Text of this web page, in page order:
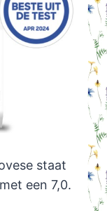
staat
een 7,0.